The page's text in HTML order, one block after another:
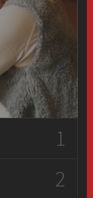
1
2